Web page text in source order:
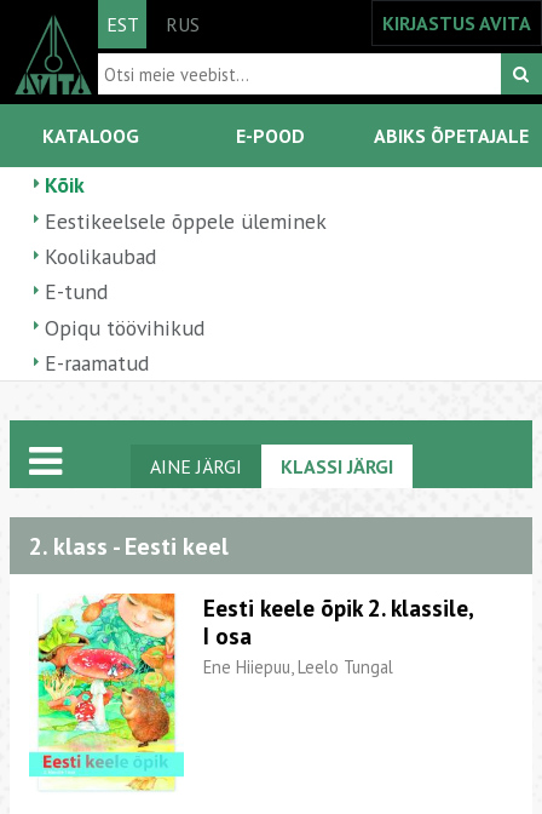
EST RUS KIRJASTUS AVITA
KATALOOG E-POOD ABIKS ÕPETAJALE
Kõik
Eestikeelsele õppele üleminek
Koolikaubad
E-tund
Opiqu töövihikud
E-raamatud
AINE JÄRGI KLASSI JÄRGI
2. klass - Eesti keel
Eesti keele õpik 2. klassile,
I osa
Ene Hiiepuu, Leelo Tungal